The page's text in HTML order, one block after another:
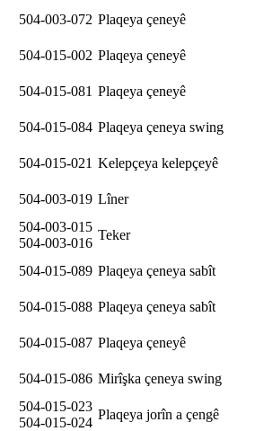
504-003-072 Plaqeya çeneyê
504-015-002 Plaqeya çeneyê
504-015-081 Plaqeya çeneyê
504-015-084 Plaqeya çeneya swing
504-015-021 Kelepçeya kelepçeyê
504-003-019 Lîner
504-003-015
504-003-016
Teker
504-015-089 Plaqeya çeneya sabît
504-015-088 Plaqeya çeneya sabît
504-015-087 Plaqeya çeneyê
504-015-086 Mirîşka çeneya swing
504-015-023
504-015-024
Plaqeya jorîn a çengê